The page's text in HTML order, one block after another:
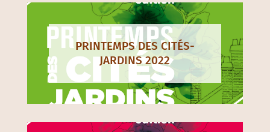
PRINTEMPS DES CITÉS-
JARDINS 2022